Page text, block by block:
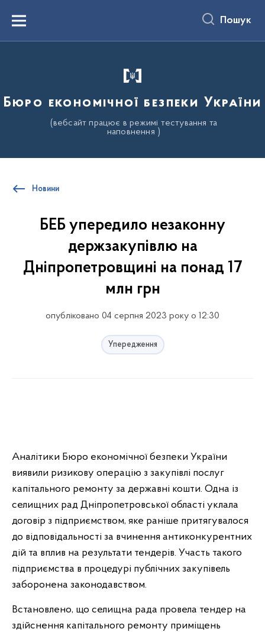
вмістуMenu Пошук
Бюро економічної безпеки України
(вебсайт працює в режимі тестування та
наповнення )
Новини
БЕБ упередило незаконну
держзакупівлю на
Дніпропетровщині на понад 17
млн грн
опубліковано 04 серпня 2023 року о 12:30
Упередження
Аналітики Бюро економічної безпеки України
виявили ризикову операцію з закупівлі послуг
капітального ремонту за державні кошти. Одна із
селищних рад Дніпропетровської області уклала
договір з підприємством, яке раніше притягувалося
до відповідальності за вчинення антиконкурентних
дій та вплив на результати тендерів. Участь такого
підприємства в процедурі публічних закупівель
заборонена законодавством.
Встановлено, що селищна рада провела тендер на
здійснення капітального ремонту приміщень